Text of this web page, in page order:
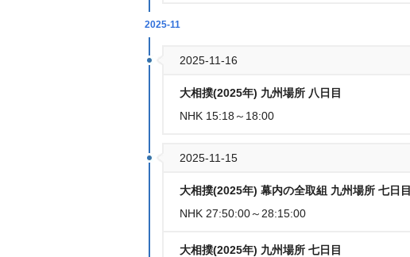
2025-11
2025-11-16
大相撲(2025年) 九州場所 八日目
NHK 15:18～18:00
2025-11-15
大相撲(2025年) 幕内の全取組 九州場所 七日目
NHK 27:50:00～28:15:00
大相撲(2025年) 九州場所 七日目